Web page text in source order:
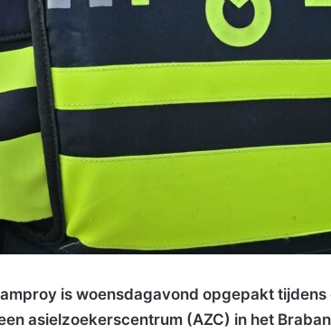
is woensdagavond opgepakt
asielzoekerscentrum (AZC) in het